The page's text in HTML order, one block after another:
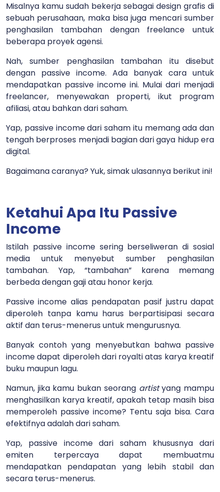
Misalnya kamu sudah bekerja sebagai design grafis di
sebuah perusahaan, maka bisa juga mencari sumber
penghasilan tambahan dengan freelance untuk
beberapa proyek agensi.
Nah, sumber penghasilan tambahan itu disebut
dengan passive income. Ada banyak cara untuk
mendapatkan passive income ini. Mulai dari menjadi
freelancer, menyewakan properti, ikut program
afiliasi, atau bahkan dari saham.
Yap, passive income dari saham itu memang ada dan
tengah berproses menjadi bagian dari gaya hidup era
digital.
Bagaimana caranya? Yuk, simak ulasannya berikut ini!
Ketahui Apa Itu Passive
Income
Istilah passive income sering berseliweran di sosial
media untuk menyebut sumber penghasilan
tambahan. Yap, “tambahan” karena memang
berbeda dengan gaji atau honor kerja.
Passive income alias pendapatan pasif justru dapat
diperoleh tanpa kamu harus berpartisipasi secara
aktif dan terus-menerus untuk mengurusnya.
Banyak contoh yang menyebutkan bahwa passive
income dapat diperoleh dari royalti atas karya kreatif
buku maupun lagu.
Namun, jika kamu bukan seorang artistyang mampu
menghasilkan karya kreatif, apakah tetap masih bisa
memperoleh passive income? Tentu saja bisa. Cara
efektifnya adalah dari saham.
Yap, passive income dari saham khususnya dari
emiten terpercaya dapat membuatmu
mendapatkan pendapatan yang lebih stabil dan
secara terus-menerus.